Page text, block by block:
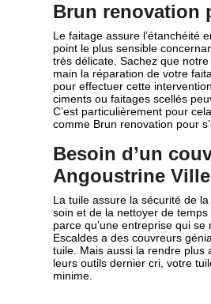
Brun renovation
Le faitage assure l’étanchéité
point le plus sensible
très délicate. Sachez que
main la réparation de votre
pour effectuer cette
ciments ou faitages scellés
C’est particulièrement pour
comme Brun renovation pour
Besoin d’un
Angoustrine
La tuile assure la sécurité de
soin et de la nettoyer de
parce qu’une entreprise qui
Escaldes a des couvreurs
tuile. Mais aussi la rendre plus
leurs outils dernier cri, votre
minime.